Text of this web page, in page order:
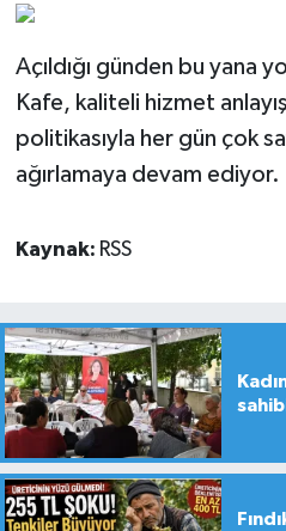
Açıldığı günden bu yana
Kafe, kaliteli hizmet
politikasıyla her gün çok
ağırlamaya devam ediyor.
Kaynak: RSS